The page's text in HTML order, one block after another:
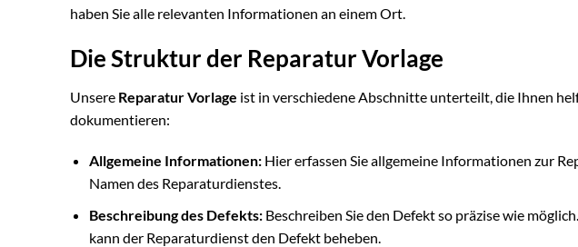
haben Sie alle relevanten Informationen an einem Ort.
Die Struktur der Reparatur Vorlage
Unsere Reparatur Vorlage ist in verschiedene Abschnitte unterteilt, die Ihnen
dokumentieren:
Allgemeine Informationen:Hier erfassen Sie allgemeine Informationen zur
Namen des Reparaturdienstes.
Beschreibung des Defekts:Beschreiben Sie den Defekt so präzise wie
kann der Reparaturdienst den Defekt beheben.